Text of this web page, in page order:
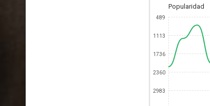
Popularidad
489
1113
1736
2360
2983